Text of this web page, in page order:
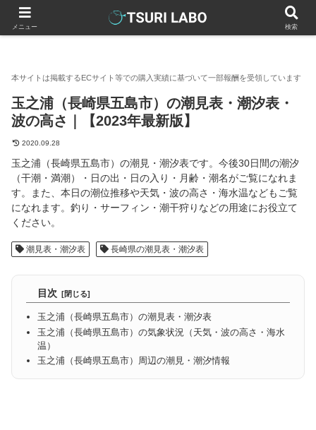
釣りラボマガジン 全国の潮見表・潮汐表 長崎県の潮見表・潮
玉之浦（長崎県五島市）の潮見表・潮汐表・
波の高さ｜【2023年最新版】
2020.09.28
玉之浦（長崎県五島市）の潮見・潮汐表です。今後30日間の潮汐
（干潮・満潮）・日の出・日の入り・月齢・潮名がご覧になれま
す。また、本日の潮位推移や天気・波の高さ・海水温などもご覧
になれます。釣り・サーフィン・潮干狩りなどの用途にお役立て
ください。
潮見表・潮汐表 長崎県の潮見表・潮汐表
目次
玉之浦（長崎県五島市）の潮見表・潮汐表
玉之浦（長崎県五島市）の気象状況（天気・波の高さ・海水
温）
玉之浦（長崎県五島市）周辺の潮見・潮汐情報
メニュー 検索